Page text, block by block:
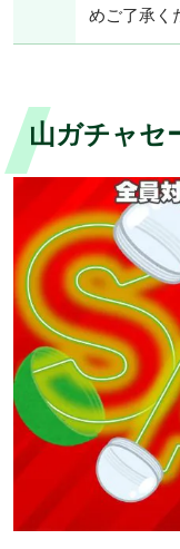
めご了承く
山ガチャセ